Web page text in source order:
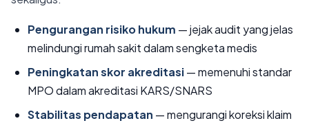
Pengurangan risiko hukum — jejak audit yang jelas
melindungi rumah sakit dalam sengketa medis
Peningkatan skor akreditasi— memenuhi standar
MPO dalam akreditasi KARS/SNARS
Stabilitas pendapatan — mengurangi koreksi klaim